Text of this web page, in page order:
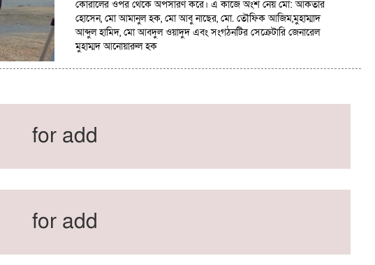
কোরালের ওপর থেকে অপসারণ করে। এ কাজে অংশ নেয় মো: আকতার
হোসেন, মো আমানুল হক, মো আবু নাছের, মো. তৌফিক আজিম,মুহাম্মাদ
আব্দুল হামিদ, মো আবদুল ওয়াদুদ এবং সংগঠনটির সেক্রেটারি জেনারেল
মুহাম্মদ আনোয়ারুল হক
for add
for add